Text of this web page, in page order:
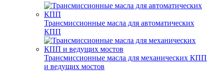
Трансмиссионные масла для автоматических
КПП
Трансмиссионные масла для механических КПП
и ведущих мостов